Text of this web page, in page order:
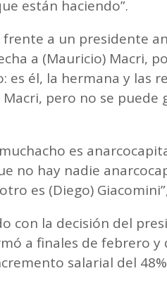
están haciendo”.
a un presidente
a (Mauricio) Macri,
es él, la hermana y las
pero no se
es
no hay nadie
es (Diego)
con la decisión del
a finales de febrero
salarial del